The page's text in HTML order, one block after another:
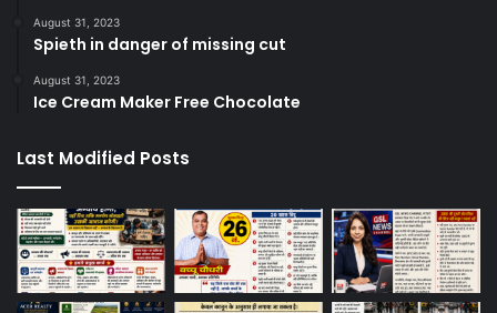
August 31, 2023
Spieth in danger of missing cut
August 31, 2023
Ice Cream Maker Free Chocolate
Last Modified Posts